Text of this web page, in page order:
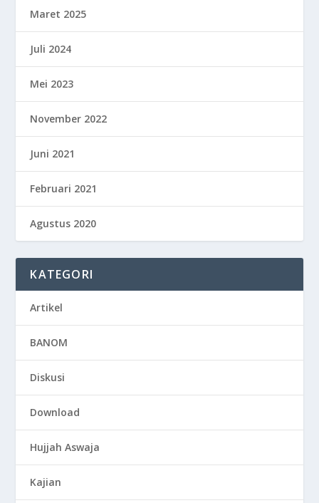
Maret 2025
Juli 2024
Mei 2023
November 2022
Juni 2021
Februari 2021
Agustus 2020
KATEGORI
Artikel
BANOM
Diskusi
Download
Hujjah Aswaja
Kajian